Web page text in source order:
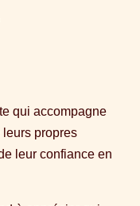
qui accompagne
leurs propres
leur confiance en